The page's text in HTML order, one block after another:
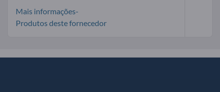
Mais informações-
Produtos deste fornecedor